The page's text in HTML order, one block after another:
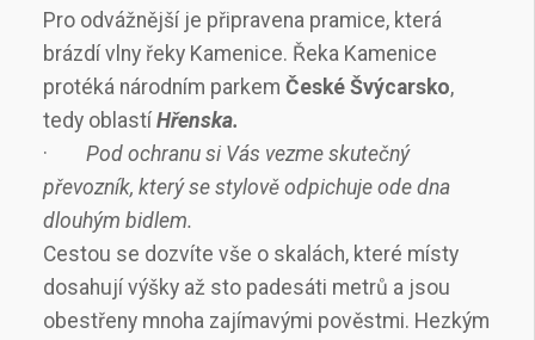
Pro odvážnější je připravena pramice, která
brázdí vlny řeky Kamenice. Řeka Kamenice
protéká národním parkem České Švýcarsko,
tedy oblastíHřenska.
· Pod ochranu si Vás vezme skutečný
převozník, který se stylově odpichuje ode dna
dlouhým bidlem.
Cestou se dozvíte vše o skalách, které místy
dosahují výšky až sto padesáti metrů a jsou
obestřeny mnoha zajímavými pověstmi. Hezkým